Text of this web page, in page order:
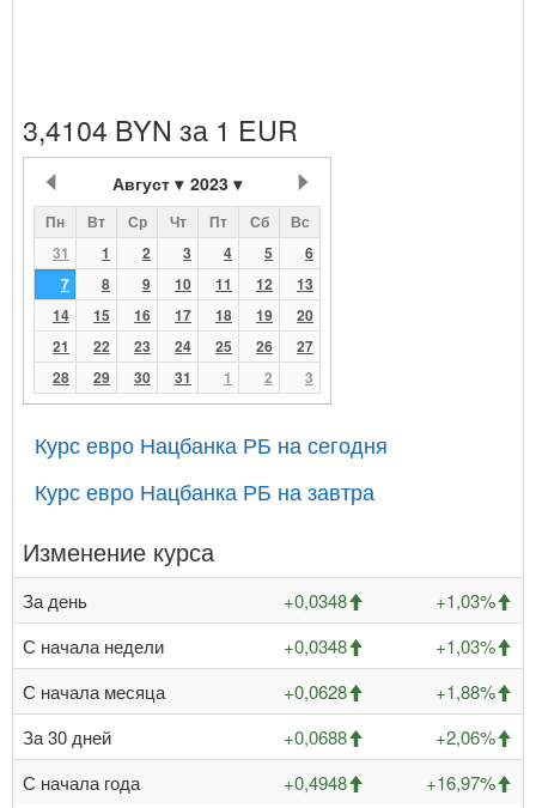
3,4104 BYN за 1 EUR
Август 2023
Пн Вт Ср Чт Пт Сб
Вс
31
1 2 3 4 5
6
7
8 9 10 11 12
13
14
15 16 17 18 19
20
21
22 23 24 25 26
27
28
29 30 31 1 2 3
Курс евро Нацбанка РБ на сегодня
Курс евро Нацбанка РБ на завтра
Изменение курса
За день +0,0348
+1,03%
С начала недели
+0,0348
+1,03%
С начала месяца
+0,0628
+1,88%
За 30 дней
+0,0688
+2,06%
С начала года
+0,4948 +16,97%